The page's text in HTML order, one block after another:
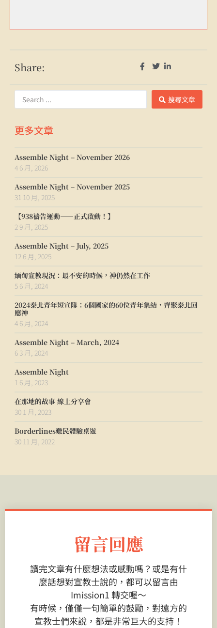
Share:
搜尋文章
更多文章
Assemble Night – November 2026
4 6 月, 2026
Assemble Night – November 2025
31 10 月, 2025
【938禱告運動——正式啟動！】
2 9 月, 2025
Assemble Night – July, 2025
12 6 月, 2025
緬甸宣教現況：最不安的時候，神仍然在工作
5 6 月, 2024
2024泰北青年短宣隊：6個國家的60位青年集結，齊聚泰北回
應神
4 6 月, 2024
Assemble Night – March, 2024
6 3 月, 2024
Assemble Night
1 6 月, 2023
在那地的故事 線上分享會
30 1 月, 2023
Borderlines難民體驗桌遊
30 11 月, 2022
留言回應
讀完文章有什麼想法或感動嗎？或是有什
麼話想對宣教士說的，都可以留言由
Imission1 轉交喔～
有時候，僅僅一句簡單的鼓勵，對遠方的
宣教士們來說，都是非常巨大的支持！